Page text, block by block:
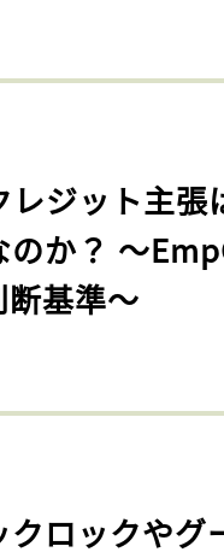
レジット主張
のか？ 〜
基準〜
クロックやグ